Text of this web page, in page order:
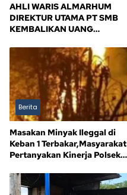
AHLI WARIS ALMARHUM
DIREKTUR UTAMA PT SMB
KEMBALIKAN UANG
MILIAR, SISA Rp116,7 MILIAR
Berita
Masakan Minyak Ileggal di
Keban 1 Terbakar,Masyarakat
Pertanyakan Kinerja Polsek